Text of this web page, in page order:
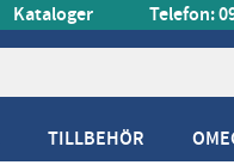
Kataloger Telefon:
TILLBEHÖR